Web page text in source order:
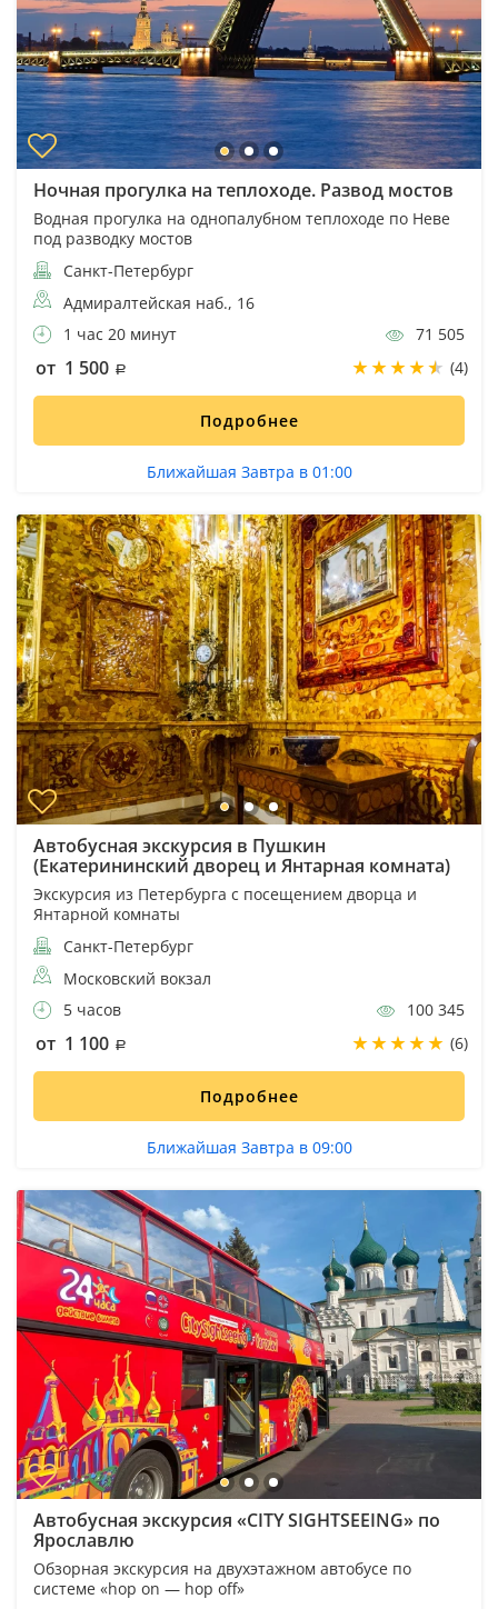
Ночная прогулка на теплоходе. Развод мостов
Водная прогулка на однопалубном теплоходе по Неве
под разводку мостов
Санкт-Петербург
Адмиралтейская наб., 16
1 час 20 минут
71 505
от 1 500 (4)
Подробнее
Ближайшая Завтра в 01:00
Автобусная экскурсия в Пушкин
(Екатерининский дворец и Янтарная комната)
Экскурсия из Петербурга с посещением дворца и
Янтарной комнаты
Санкт-Петербург
Московский вокзал
5 часов
100 345
от 1 100 (6)
Подробнее
Ближайшая Завтра в 09:00
Автобусная экскурсия «CITY SIGHTSEEING» по
Ярославлю
Обзорная экскурсия на двухэтажном автобусе по
системе «hop on — hop off»